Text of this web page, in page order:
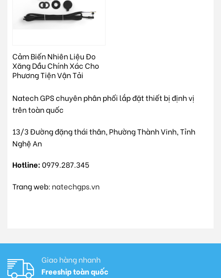
Cảm Biến Nhiên Liệu Đo
Xăng Dầu Chính Xác Cho
Phương Tiện Vận Tải
Natech GPS chuyên phân phối lắp đặt thiết bị định vị
trên toàn quốc
13/3 Đường đặng thái thân, Phường Thành Vinh, Tỉnh
Nghệ An
Hotline:0979.287.345
Trang web: natechgps.vn
Giao hàng nhanh
Freeship toàn quốc